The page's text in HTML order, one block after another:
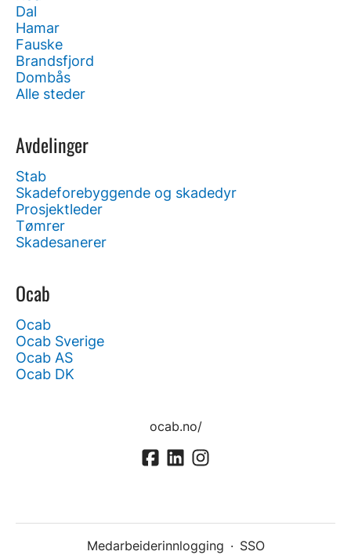
Dal
Hamar
Fauske
Brandsfjord
Dombås
Alle steder
Avdelinger
Stab
Skadeforebyggende og skadedyr
Prosjektleder
Tømrer
Skadesanerer
Ocab
Ocab
Ocab Sverige
Ocab AS
Ocab DK
ocab.no/
Medarbeiderinnlogging · SSO